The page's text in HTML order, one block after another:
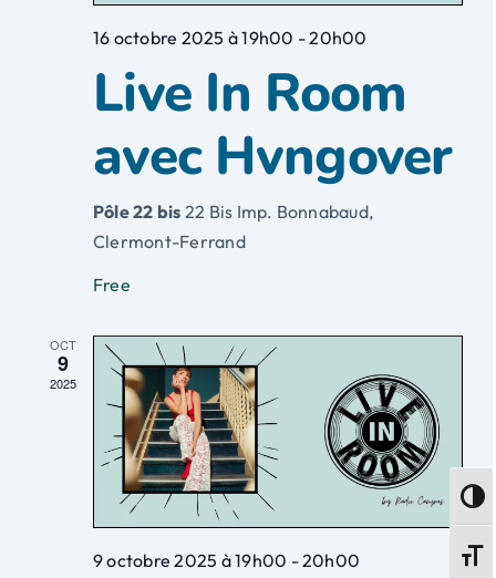
16 octobre 2025 à 19h00 -20h00
Live In Room
avec Hvngover
Pôle 22 bis 22 Bis Imp. Bonnabaud,
Clermont-Ferrand
Free
OCT
9
2025
9 octobre 2025 à 19h00 -20h00